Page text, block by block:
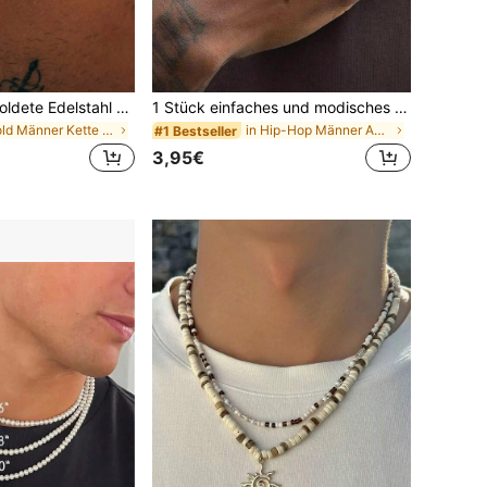
1 Stück 18K vergoldete Edelstahl Quadrat Kette Halskette für Herren, sportlich minimalistisches Accessoire für den Alltag, Geschenk für Freunde
in Gold Männer Kette Halsketten
1 Stück einfaches und modisches Kreuz-Anhänger Edelstahl Halskette im Hip-Hop Street Style, geeignet für Männer für den täglichen Gebrauch
#1 Bestseller in Hip-Hop Männer Anhänger Halsketten
3,95€